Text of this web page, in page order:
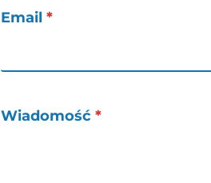
Email *
Wiadomość *